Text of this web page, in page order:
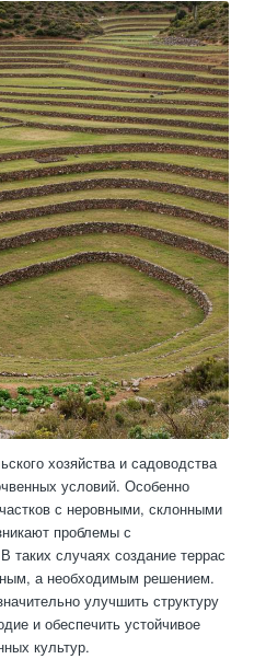
хозяйства и садоводства
условий. Особенно
с неровными, склонными
проблемы с
таких случаях создание террас
а необходимым решением.
улучшить структуру
и обеспечить устойчивое
культур.